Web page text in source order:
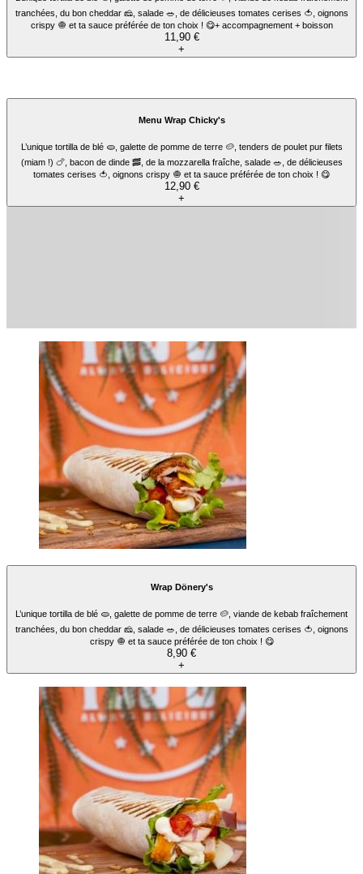
Tacos XL
2 tortillas de blé, sauce fromagère, frites, 3 viandes et 2 sauces au choix.
+
2 tortillas de blé, sauce fromagère, frites, 4 viandes et 2 sauces au choix.
Tacos Crunchy's
Tacos gratiné cheddar 🧀 et bacon de dinde 🥓, tenders de poulet pur filets (miam !)
🍗, des frites croustillantes 🍟, oignons crispy 🧅, sauce épicée THAÏ 🥵 et la fameuse
sauce fromagère MADE IN TEDGIE’S avec ta sauce préférée de ton choix. 🌟
10,90 €
+
Tacos Racletty's
Tacos gratiné à la raclette et aux lardons de dinde 🧀, cordon bleu pané, des frites
croustillantes 🍟 et la fameuse sauce fromagère MADE IN TEDGIE’S avec ta sauce
préférée de ton choix. 🌟
10,90 €
+